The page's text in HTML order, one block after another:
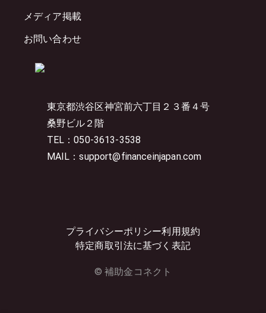
東京都渋谷区神宮前六丁目２３番４号
桑野ビル２階
TEL：050-3613-3538
MAIL：support@financeinjapan.com
プライバシーポリシー利用規約
特定商取引法に基づく表記
© 補助金コネクト
メディア掲載
お問い合わせ